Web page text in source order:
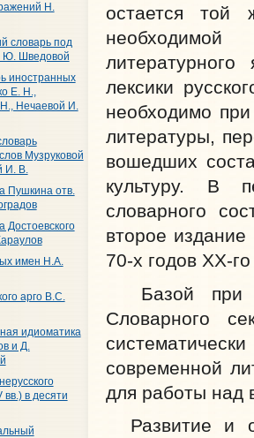
Н.
словарь под
Ю. Шведовой
иностранных
Е. Н.,
Нечаевой И.
Музруковой
И. В.
Пушкина отв.
Достоевского
имен Н.А.
арго В.С.
идиоматика
и Д.
в десяти
остается
лексики
необходимо
литературы,
вошедших
культуру. В
словарного
второе
70-х годов ХХ-го
Базой при
Словарного
современной
для работы над
Развитие и